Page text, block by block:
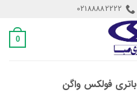
02188882222
0
باتری فولکس واگن